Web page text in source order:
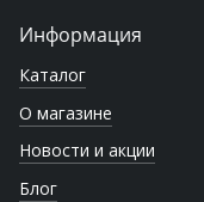
Информация
Каталог
О магазине
Новости и акции
Блог